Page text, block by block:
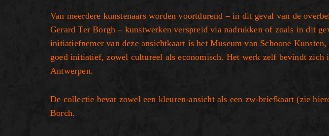
Van meerdere kunstenaars worden voortdurend – in dit geval van de
Gerard Ter Borgh – kunstwerken verspreid via nadrukken of zoals in dit
initiatiefnemer van deze ansichtkaart is het Museum van Schoone
goed initiatief, zowel cultureel als economisch. Het werk zelf bevindt zich
Antwerpen.
De collectie bevat zowel een kleuren-ansicht als een zw-briefkaart (zie
Borch.